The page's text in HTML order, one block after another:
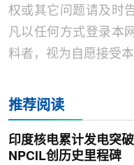
权或其它问题请及时
凡以任何方式登录本
料者，视为自愿接受
推荐阅读
印度核电累计发电突
NPCIL创历史里程碑